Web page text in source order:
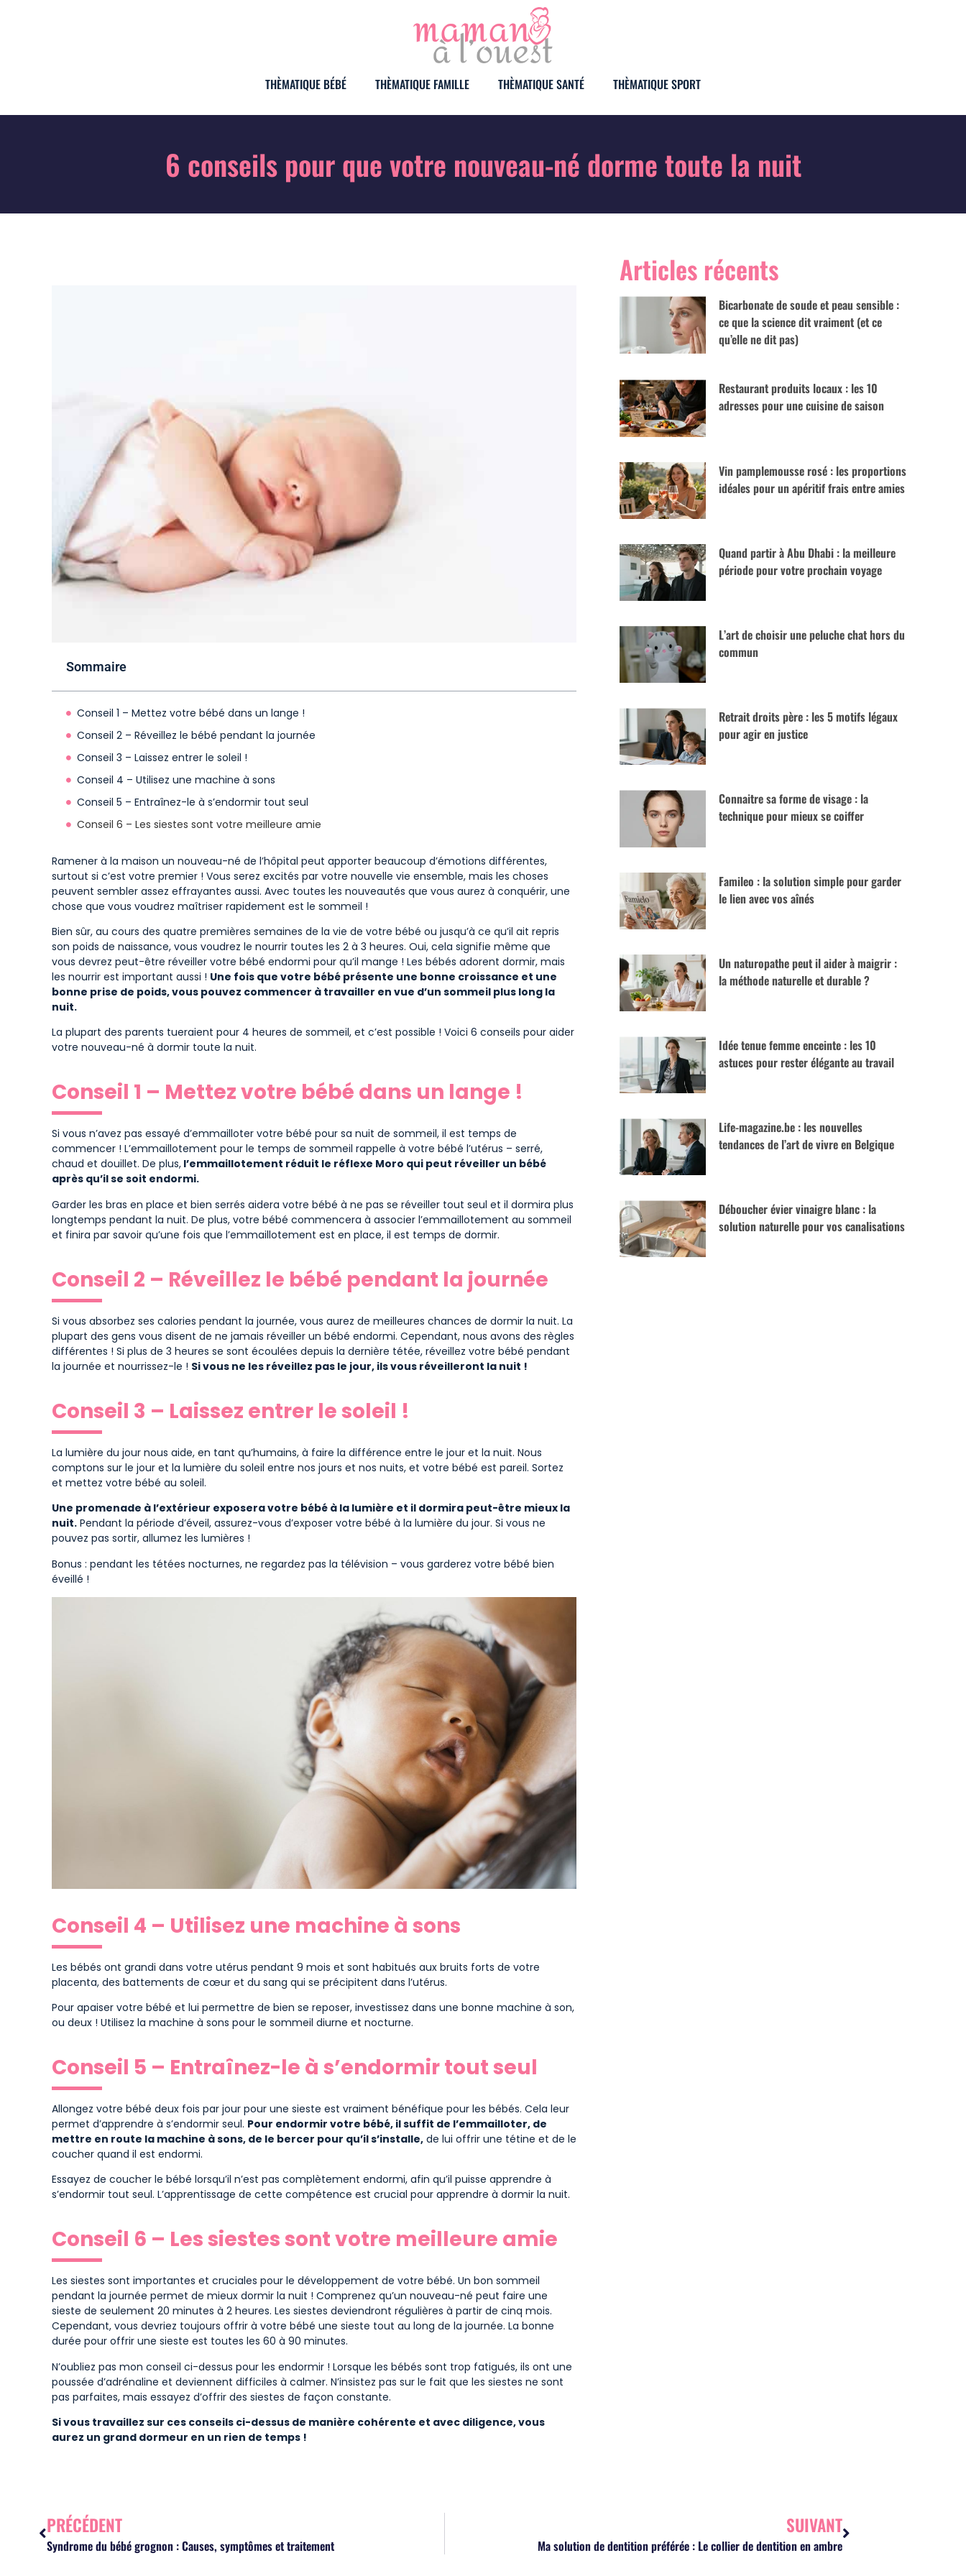
THÈMATIQUE BÉBÉ THÈMATIQUE FAMILLE THÈMATIQUE SANTÉ THÈMATIQUE SPORT
6 conseils pour que votre nouveau-né dorme toute la nuit
Sommaire
Conseil 1 – Mettez votre bébé dans un lange !
Conseil 2 – Réveillez le bébé pendant la journée
Conseil 3 – Laissez entrer le soleil !
Conseil 4 – Utilisez une machine à sons
Conseil 5 – Entraînez-le à s’endormir tout seul
Conseil 6 – Les siestes sont votre meilleure amie
Ramener à la maison un nouveau-né de l’hôpital peut apporter beaucoup d’émotions différentes,
surtout si c’est votre premier ! Vous serez excités par votre nouvelle vie ensemble, mais les choses
peuvent sembler assez effrayantes aussi. Avec toutes les nouveautés que vous aurez à conquérir, une
chose que vous voudrez maîtriser rapidement est le sommeil !
Bien sûr, au cours des quatre premières semaines de la vie de votre bébé ou jusqu’à ce qu’il ait repris
son poids de naissance, vous voudrez le nourrir toutes les 2 à 3 heures. Oui, cela signifie même que
vous devrez peut-être réveiller votre bébé endormi pour qu’il mange ! Les bébés adorent dormir, mais
les nourrir est important aussi ! Une fois que votre bébé présente une bonne croissance et une
bonne prise de poids, vous pouvez commencer à travailler en vue d’un sommeil plus long la
nuit.
La plupart des parents tueraient pour 4 heures de sommeil, et c’est possible ! Voici 6 conseils pour aider
votre nouveau-né à dormir toute la nuit.
Conseil 1 – Mettez votre bébé dans un lange !
Si vous n’avez pas essayé d’emmailloter votre bébé pour sa nuit de sommeil, il est temps de
commencer ! L’emmaillotement pour le temps de sommeil rappelle à votre bébé l’utérus – serré,
chaud et douillet. De plus, l’emmaillotement réduit le réflexe Moro qui peut réveiller un bébé
après qu’il se soit endormi.
Garder les bras en place et bien serrés aidera votre bébé à ne pas se réveiller tout seul et il dormira plus
longtemps pendant la nuit. De plus, votre bébé commencera à associer l’emmaillotement au sommeil
et finira par savoir qu’une fois que l’emmaillotement est en place, il est temps de dormir.
Conseil 2 – Réveillez le bébé pendant la journée
Si vous absorbez ses calories pendant la journée, vous aurez de meilleures chances de dormir la nuit. La
plupart des gens vous disent de ne jamais réveiller un bébé endormi. Cependant, nous avons des règles
différentes ! Si plus de 3 heures se sont écoulées depuis la dernière tétée, réveillez votre bébé pendant
la journée et nourrissez-le ! Si vous ne les réveillez pas le jour, ils vous réveilleront la nuit !
Conseil 3 – Laissez entrer le soleil !
La lumière du jour nous aide, en tant qu’humains, à faire la différence entre le jour et la nuit. Nous
comptons sur le jour et la lumière du soleil entre nos jours et nos nuits, et votre bébé est pareil. Sortez
et mettez votre bébé au soleil.
Une promenade à l’extérieur exposera votre bébé à la lumière et il dormira peut-être mieux la
nuit. Pendant la période d’éveil, assurez-vous d’exposer votre bébé à la lumière du jour. Si vous ne
pouvez pas sortir, allumez les lumières !
Bonus : pendant les tétées nocturnes, ne regardez pas la télévision – vous garderez votre bébé bien
éveillé !
Conseil 4 – Utilisez une machine à sons
Les bébés ont grandi dans votre utérus pendant 9 mois et sont habitués aux bruits forts de votre
placenta, des battements de cœur et du sang qui se précipitent dans l’utérus.
Pour apaiser votre bébé et lui permettre de bien se reposer, investissez dans une bonne machine à son,
ou deux ! Utilisez la machine à sons pour le sommeil diurne et nocturne.
Conseil 5 – Entraînez-le à s’endormir tout seul
Allongez votre bébé deux fois par jour pour une sieste est vraiment bénéfique pour les bébés. Cela leur
permet d’apprendre à s’endormir seul. Pour endormir votre bébé, il suffit de l’emmailloter, de
mettre en route la machine à sons, de le bercer pour qu’il s’installe, de lui offrir une tétine et de le
coucher quand il est endormi.
Essayez de coucher le bébé lorsqu’il n’est pas complètement endormi, afin qu’il puisse apprendre à
s’endormir tout seul. L’apprentissage de cette compétence est crucial pour apprendre à dormir la nuit.
Conseil 6 – Les siestes sont votre meilleure amie
Les siestes sont importantes et cruciales pour le développement de votre bébé. Un bon sommeil
pendant la journée permet de mieux dormir la nuit ! Comprenez qu’un nouveau-né peut faire une
sieste de seulement 20 minutes à 2 heures. Les siestes deviendront régulières à partir de cinq mois.
Cependant, vous devriez toujours offrir à votre bébé une sieste tout au long de la journée. La bonne
durée pour offrir une sieste est toutes les 60 à 90 minutes.
N’oubliez pas mon conseil ci-dessus pour les endormir ! Lorsque les bébés sont trop fatigués, ils ont une
poussée d’adrénaline et deviennent difficiles à calmer. N’insistez pas sur le fait que les siestes ne sont
pas parfaites, mais essayez d’offrir des siestes de façon constante.
Si vous travaillez sur ces conseils ci-dessus de manière cohérente et avec diligence, vous
aurez un grand dormeur en un rien de temps !
Articles récents
Bicarbonate de soude et peau sensible :
ce que la science dit vraiment (et ce
qu’elle ne dit pas)
Restaurant produits locaux : les 10
adresses pour une cuisine de saison
Vin pamplemousse rosé : les proportions
idéales pour un apéritif frais entre amies
Quand partir à Abu Dhabi : la meilleure
période pour votre prochain voyage
L’art de choisir une peluche chat hors du
commun
Retrait droits père : les 5 motifs légaux
pour agir en justice
Connaitre sa forme de visage : la
technique pour mieux se coiffer
Famileo : la solution simple pour garder
le lien avec vos aînés
Un naturopathe peut il aider à maigrir :
la méthode naturelle et durable ?
Idée tenue femme enceinte : les 10
astuces pour rester élégante au travail
Life-magazine.be : les nouvelles
tendances de l’art de vivre en Belgique
Déboucher évier vinaigre blanc : la
solution naturelle pour vos canalisations
PRÉCÉDENT
Syndrome du bébé grognon : Causes, symptômes et traitement
SUIVANT
Ma solution de dentition préférée : Le collier de dentition en ambre